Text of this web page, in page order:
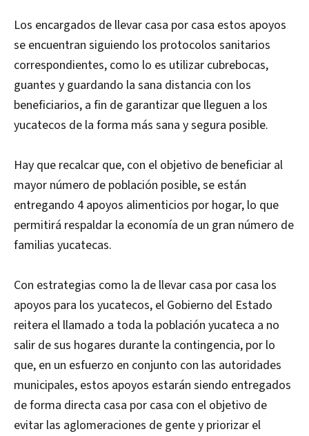
Los encargados de llevar casa por casa estos apoyos
se encuentran siguiendo los protocolos sanitarios
correspondientes, como lo es utilizar cubrebocas,
guantes y guardando la sana distancia con los
beneficiarios, a fin de garantizar que lleguen a los
yucatecos de la forma más sana y segura posible.
Hay que recalcar que, con el objetivo de beneficiar al
mayor número de población posible, se están
entregando 4 apoyos alimenticios por hogar, lo que
permitirá respaldar la economía de un gran número de
familias yucatecas.
Con estrategias como la de llevar casa por casa los
apoyos para los yucatecos, el Gobierno del Estado
reitera el llamado a toda la población yucateca a no
salir de sus hogares durante la contingencia, por lo
que, en un esfuerzo en conjunto con las autoridades
municipales, estos apoyos estarán siendo entregados
de forma directa casa por casa con el objetivo de
evitar las aglomeraciones de gente y priorizar el